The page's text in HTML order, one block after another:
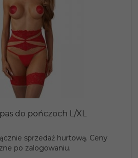
do pończoch L/XL
sprzedaż hurtową. Ceny
po zalogowaniu.